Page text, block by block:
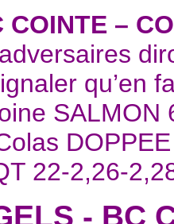
–
qu’en
SALMON
22-2,26-
- BC